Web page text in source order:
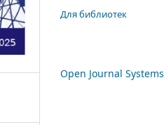
Для библиотек
Open Journal Systems